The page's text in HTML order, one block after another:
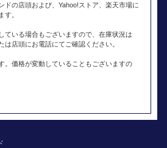
ドの店頭および、Yahoo!ストア、楽天市場に
す。
ている場合もございますので、在庫状況は
は店頭にお電話にてご確認ください。
。価格が変動していることもございますの